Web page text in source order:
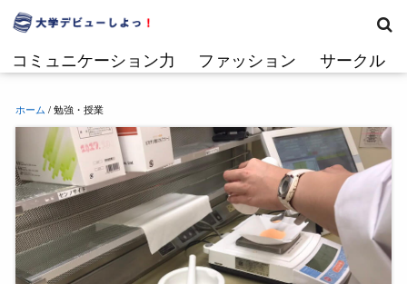
ンコミュニケーション力 ファッション サークル
索
ホーム /勉強・授業